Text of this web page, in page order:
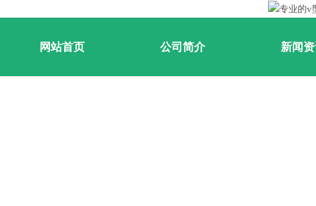
网站首页 公司简介 新闻